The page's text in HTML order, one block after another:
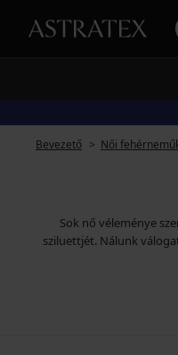
Bevezető Női
Sok nő véleménye
sziluettjét. Nálunk